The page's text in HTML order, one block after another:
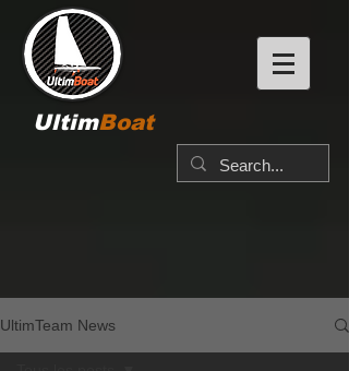
UltimBoat
UltimTeam News